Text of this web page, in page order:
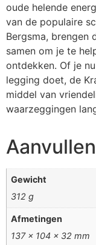
oude helende
van de populaire
Bergsma, brengen
samen om je te
ontdekken. Of je
legging doet, de
middel van
waarzeggingen
Gewicht
312 g
Afmetingen
137 × 104 × 32 mm